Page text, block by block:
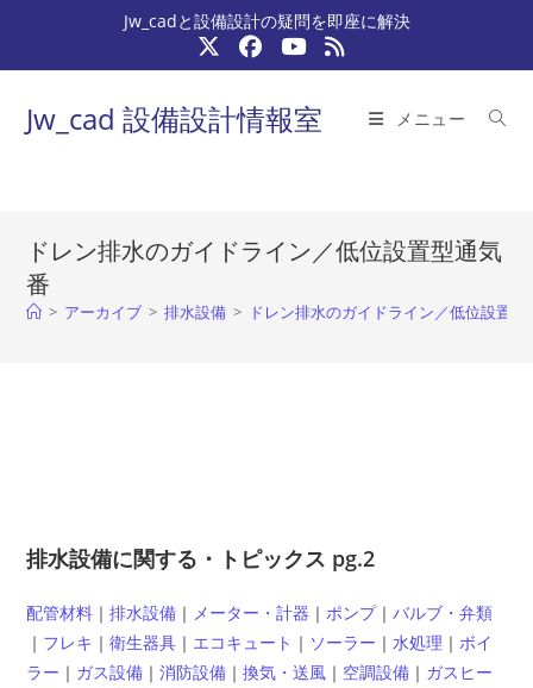
テ
Jw_cadと設備設計の疑問を即座に解決
Jw_cad 設備設計情報室 メニュー
ドレン排水のガイドライン／低位設置型通気
番
> アーカイブ > 排水設備 > ドレン排水のガイドライン／低位設置型
排水設備に関する・トピックス pg.2
配管材料 ｜排水設備 ｜ メーター・計器 ｜ ポンプ｜バルブ・弁類
｜ フレキ ｜衛生器具 ｜ エコキュート ｜ ソーラー ｜水処理 ｜ ボイ
ラー ｜ ガス設備 ｜消防設備 ｜換気・送風 ｜ 空調設備 ｜ ガスヒー